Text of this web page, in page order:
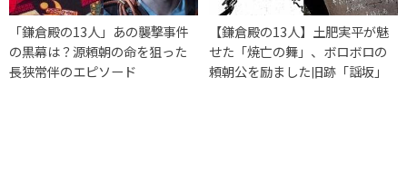
「鎌倉殿の13人」あの襲撃事件
の黒幕は？源頼朝の命を狙った
長狭常伴のエピソード
【鎌倉殿の13人】土肥実平が魅
せた「焼亡の舞」、ボロボロの
頼朝公を励ました旧跡「謡坂」